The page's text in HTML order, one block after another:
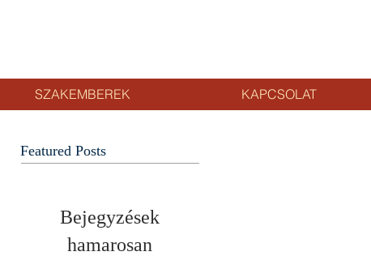
SZAKEMBEREK KAPCSOLAT
Featured Posts
Bejegyzések
hamarosan